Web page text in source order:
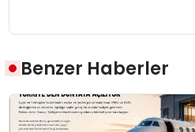
Benzer Haberler